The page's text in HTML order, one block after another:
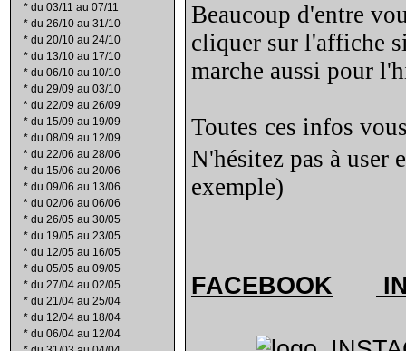
* du 03/11 au 07/11
* du 26/10 au 31/10
* du 20/10 au 24/10
* du 13/10 au 17/10
* du 06/10 au 10/10
* du 29/09 au 03/10
* du 22/09 au 26/09
* du 15/09 au 19/09
* du 08/09 au 12/09
* du 22/06 au 28/06
* du 15/06 au 20/06
* du 09/06 au 13/06
* du 02/06 au 06/06
* du 26/05 au 30/05
* du 19/05 au 23/05
* du 12/05 au 16/05
* du 05/05 au 09/05
* du 27/04 au 02/05
* du 21/04 au 25/04
* du 12/04 au 18/04
* du 06/04 au 12/04
Beaucoup d'entre
cliquer sur l'affiche
marche aussi pour
Toutes ces infos
N'hésitez pas à user
exemple)
FACEBOOK